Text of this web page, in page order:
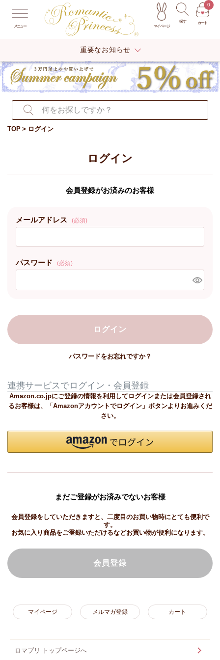
メニュー マイページ
探す カート
0
重要なお知らせ
TOP ログイン
ログイン
会員登録がお済みのお客様
メールアドレス (必須)
パスワード (必須)
ログイン
パスワードをお忘れですか？
連携サービスでログイン・会員登録
Amazon.co.jpにご登録の情報を利用してログインまたは会員登録され
るお客様は、「Amazonアカウントでログイン」ボタンよりお進みくだ
さい。
まだご登録がお済みでないお客様
会員登録をしていただきますと、二度目のお買い物時にとても便利で
す。
お気に入り商品をご登録いただけるなどお買い物が便利になります。
会員登録
マイページ メルマガ登録 カート
ロマプリ トップページへ